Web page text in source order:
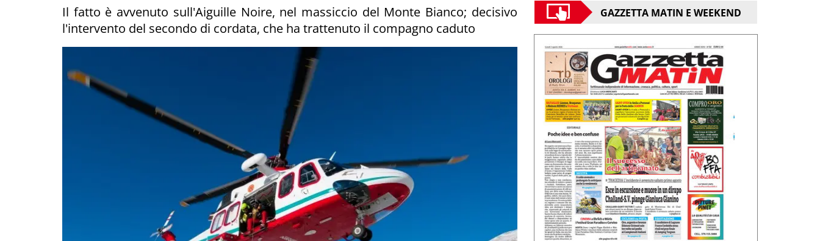
Il fatto è avvenuto sull'Aiguille Noire, nel massiccio del Monte Bianco; decisivo
l'intervento del secondo di cordata, che ha trattenuto il compagno caduto
GAZZETTA MATIN E WEEKEND